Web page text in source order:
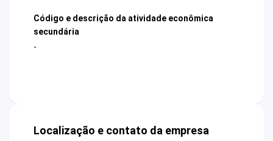
Código e descrição da atividade econômica
secundária
-
Localização e contato da empresa